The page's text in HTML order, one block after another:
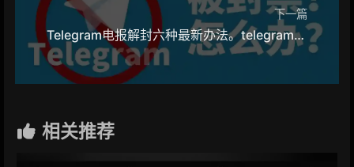
下一篇
Telegram电报解封六种最新办法。telegram被封的原因和解决办法详解
相关推荐